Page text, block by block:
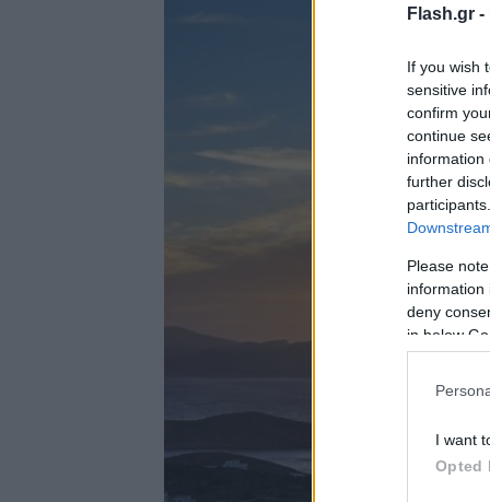
Flash.gr -
If you wish
sensitive
confirm
continue
information
further
Please
information
deny
in below
I want
Opted